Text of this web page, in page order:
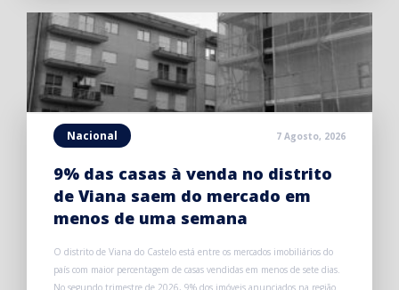
Nacional 7 Agosto, 2026
9% das casas à venda no distrito
de Viana saem do mercado em
menos de uma semana
O distrito de Viana do Castelo está entre os mercados imobiliários do
país com maior percentagem de casas vendidas em menos de sete dias.